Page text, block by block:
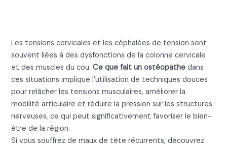
Les tensions cervicales et les céphalées de tension sont
souvent liées à des dysfonctions de la colonne cervicale
et des muscles du cou.Ce que fait un ostéopathe dans
ces situations implique l’utilisation de techniques douces
pour relâcher les tensions musculaires, améliorer la
mobilité articulaire et réduire la pression sur les structures
nerveuses, ce qui peut significativement favoriser le bien-
être de la région.
Si vous souffrez de maux de tête récurrents, découvrez